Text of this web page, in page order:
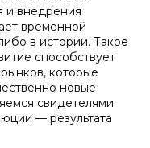
и внедрения
временной
в истории. Такое
способствует
которые
новые
свидетелями
— результата